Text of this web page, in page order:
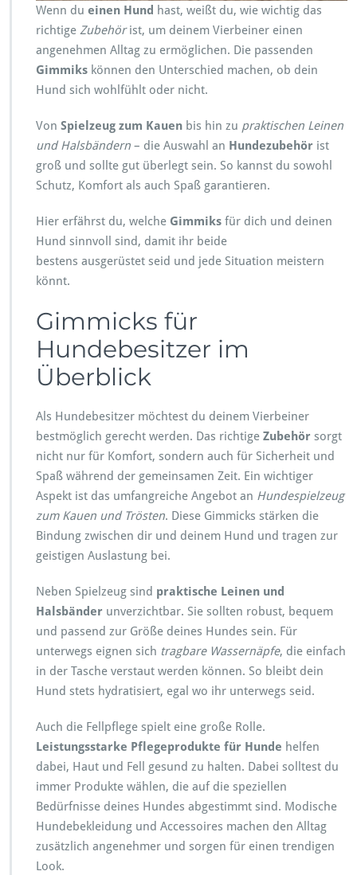
a
c
h
s
a
l
s
d
f
Wenn du einen Hund hast, weißt du, wie wichtig das
richtige Zubehörist, um deinem Vierbeiner einen
angenehmen Alltag zu ermöglichen. Die passenden
Gimmiks können den Unterschied machen, ob dein
Hund sich wohlfühlt oder nicht.
Von Spielzeug zum Kauen bis hin zu praktischen Leinen
und Halsbändern – die Auswahl an Hundezubehör ist
groß und sollte gut überlegt sein. So kannst du sowohl
Schutz, Komfort als auch Spaß garantieren.
Hier erfährst du, welche Gimmiks für dich und deinen
Hund sinnvoll sind, damit ihr beide
bestens ausgerüstet seid und jede Situation meistern
könnt.
Gimmicks für
Hundebesitzer im
Überblick
Als Hundebesitzer möchtest du deinem Vierbeiner
bestmöglich gerecht werden. Das richtige Zubehör sorgt
nicht nur für Komfort, sondern auch für Sicherheit und
Spaß während der gemeinsamen Zeit. Ein wichtiger
Aspekt ist das umfangreiche Angebot an Hundespielzeug
zum Kauen und Trösten. Diese Gimmicks stärken die
Bindung zwischen dir und deinem Hund und tragen zur
geistigen Auslastung bei.
Neben Spielzeug sind praktische Leinen und
Halsbänder unverzichtbar. Sie sollten robust, bequem
und passend zur Größe deines Hundes sein. Für
unterwegs eignen sich tragbare Wassernäpfe, die einfach
in der Tasche verstaut werden können. So bleibt dein
Hund stets hydratisiert, egal wo ihr unterwegs seid.
Auch die Fellpflege spielt eine große Rolle.
Leistungsstarke Pflegeprodukte für Hunde helfen
dabei, Haut und Fell gesund zu halten. Dabei solltest du
immer Produkte wählen, die auf die speziellen
Bedürfnisse deines Hundes abgestimmt sind. Modische
Hundebekleidung und Accessoires machen den Alltag
zusätzlich angenehmer und sorgen für einen trendigen
Look.